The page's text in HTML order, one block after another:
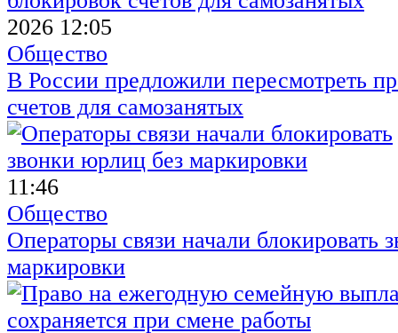
2026 12:05
Общество
В России предложили пересмотреть
счетов для самозанятых
11:46
Общество
Операторы связи начали блокировать
маркировки